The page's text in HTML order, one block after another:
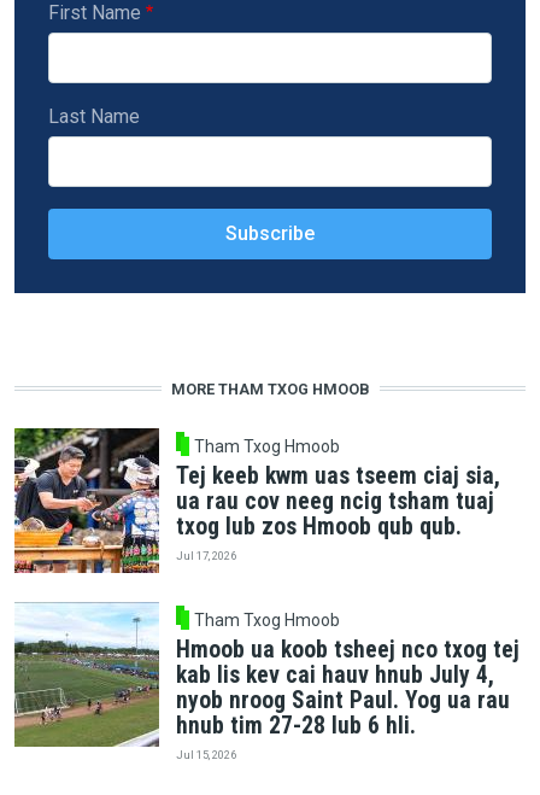
First Name
Last Name
MORE THAM TXOG HMOOB
Tham Txog Hmoob
Tej keeb kwm uas tseem ciaj sia,
ua rau cov neeg ncig tsham tuaj
txog lub zos Hmoob qub qub.
Jul 17, 2026
Tham Txog Hmoob
Hmoob ua koob tsheej nco txog tej
kab lis kev cai hauv hnub July 4,
nyob nroog Saint Paul. Yog ua rau
hnub tim 27-28 lub 6 hli.
Jul 15, 2026